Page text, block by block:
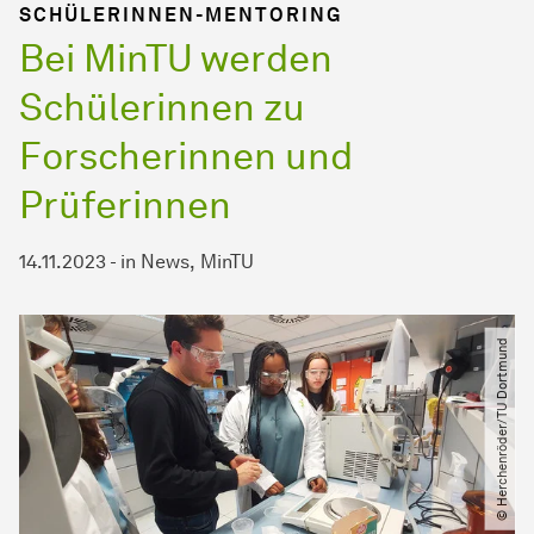
SCHÜLERINNEN-MENTORING
Bei MinTU werden
Schülerinnen zu
Forscherinnen und
Prüferinnen
14.11.2023 - in News MinTU
© Herchenröder​/​TU Dortmund